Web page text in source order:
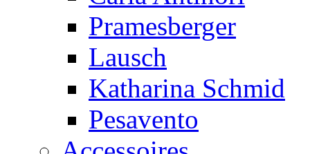
Pramesberger
Lausch
Katharina Schmid
Pesavento